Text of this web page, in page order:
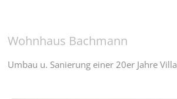
Wohnhaus Bachmann
Umbau u. Sanierung einer 20er Jahre Villa